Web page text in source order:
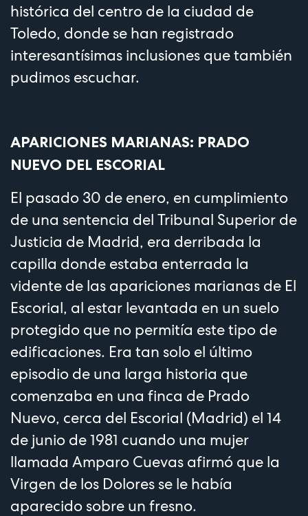
histórica del centro de la ciudad de
Toledo, donde se han registrado
interesantísimas inclusiones que también
pudimos escuchar.
APARICIONES MARIANAS: PRADO
NUEVO DEL ESCORIAL
El pasado 30 de enero, en cumplimiento
de una sentencia del Tribunal Superior de
Justicia de Madrid, era derribada la
capilla donde estaba enterrada la
vidente de las apariciones marianas de El
Escorial, al estar levantada en un suelo
protegido que no permitía este tipo de
edificaciones. Era tan solo el último
episodio de una larga historia que
comenzaba en una finca de Prado
Nuevo, cerca del Escorial (Madrid) el 14
de junio de 1981 cuando una mujer
llamada Amparo Cuevas afirmó que la
Virgen de los Dolores se le había
aparecido sobre un fresno.